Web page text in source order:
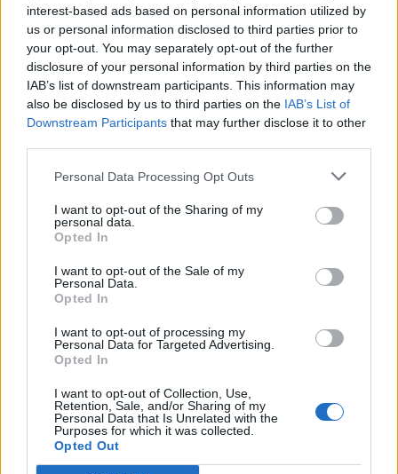
interest-based ads based on personal information utilized by
us or personal information disclosed to third parties prior to
your opt-out. You may separately opt-out of the further
disclosure of your personal information by third parties on the
IAB’s list of downstream participants. This information may
also be disclosed by us to third parties on the IAB’s List of
Downstream Participants that may further disclose it to other
Personal Data Processing Opt Outs
I want to opt-out of the Sharing of my
personal data.
Opted In
I want to opt-out of the Sale of my
Personal Data.
Opted In
I want to opt-out of processing my
Personal Data for Targeted Advertising.
Opted In
I want to opt-out of Collection, Use,
Retention, Sale, and/or Sharing of my
Personal Data that Is Unrelated with the
Purposes for which it was collected.
Opted Out
Summer Mode ON! Η LG μετατρέπει κάθε
στιγμή σε απόλυτη gaming εμπειρία!
BY ΠΈΤΡΟΣ ΚΥΠΡΑΊΟΣ 06/08/2026
Καλοκαιρινές στιγμές, ατελείωτες αποδράσεις και gaming
εμπειρίες με την τεχνολογία της LG UltraGear OLED. Η…
REVIEWS
The Mound: Omen of Cthulhu Review
ΠΈΤΡΟΣ ΚΥΠΡΑΊΟΣ 03/08/2026
Η ACE Team δεν ήταν ποτέ ένα στούντιο που